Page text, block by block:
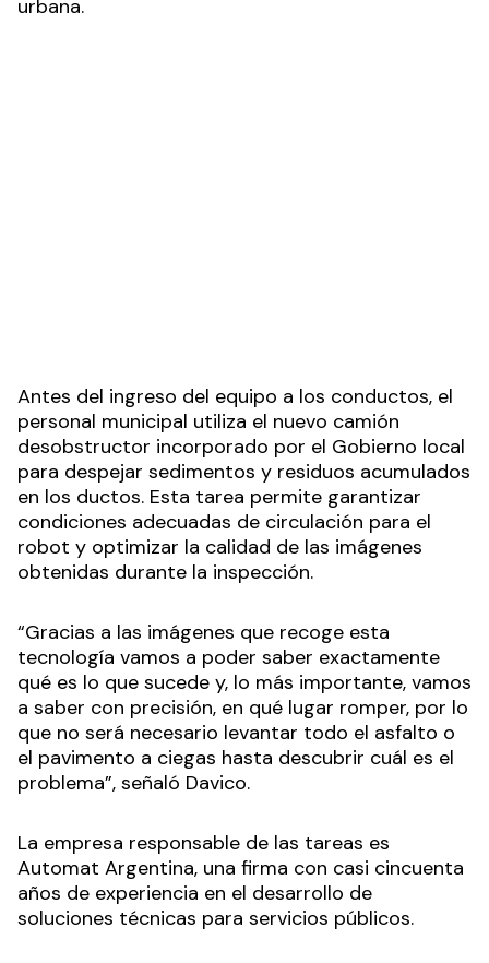
urbana.
Antes del ingreso del equipo a los conductos, el
personal municipal utiliza el nuevo camión
desobstructor incorporado por el Gobierno local
para despejar sedimentos y residuos acumulados
en los ductos. Esta tarea permite garantizar
condiciones adecuadas de circulación para el
robot y optimizar la calidad de las imágenes
obtenidas durante la inspección.
“Gracias a las imágenes que recoge esta
tecnología vamos a poder saber exactamente
qué es lo que sucede y, lo más importante, vamos
a saber con precisión, en qué lugar romper, por lo
que no será necesario levantar todo el asfalto o
el pavimento a ciegas hasta descubrir cuál es el
problema”, señaló Davico.
La empresa responsable de las tareas es
Automat Argentina, una firma con casi cincuenta
años de experiencia en el desarrollo de
soluciones técnicas para servicios públicos.